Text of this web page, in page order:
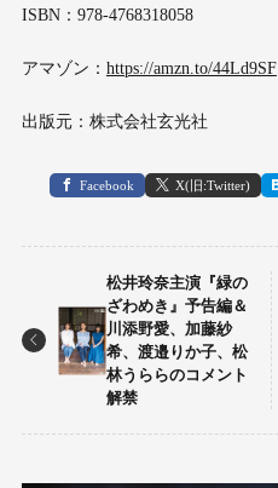
ISBN：978-4768318058
アマゾン： https://amzn.to/44Ld9SF
出版元：株式会社玄光社
Facebook X(旧:Twitter)
松井玲奈主演『緑の
ざわめき』予告編＆
川添野愛、加藤紗
希、渡邉りか子、松
林うららのコメント
解禁